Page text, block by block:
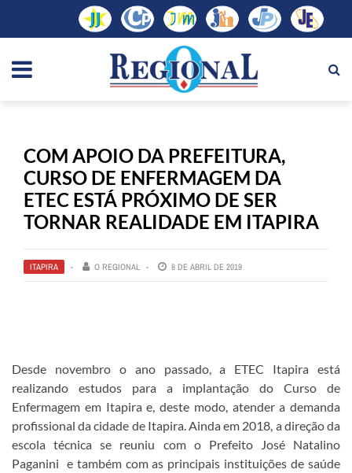
COM APOIO DA PREFEITURA,
CURSO DE ENFERMAGEM DA
ETEC ESTÁ PRÓXIMO DE SER
TORNAR REALIDADE EM ITAPIRA
ITAPIRA O REGIONAL 8 DE ABRIL DE 2019
Desde novembro o ano passado, a ETEC Itapira está
realizando estudos para a implantação do Curso de
Enfermagem em Itapira e, deste modo, atender a demanda
profissional da cidade de Itapira. Ainda em 2018, a direção da
escola técnica se reuniu com o Prefeito José Natalino
Paganini e também com as principais instituições de saúde